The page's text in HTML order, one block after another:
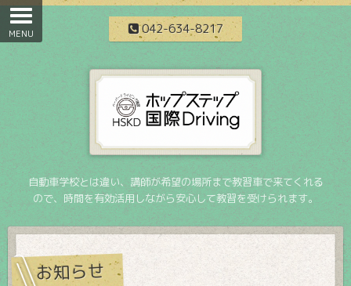
042-634-8217
自動車学校とは違い、講師が希望の場所まで教習車で来てくれる
ので、時間を有効活用しながら安心して教習を受けられます。
お知らせ